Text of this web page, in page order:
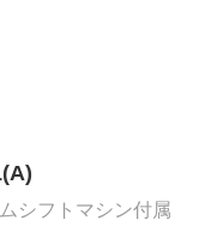
シフトマシン付属